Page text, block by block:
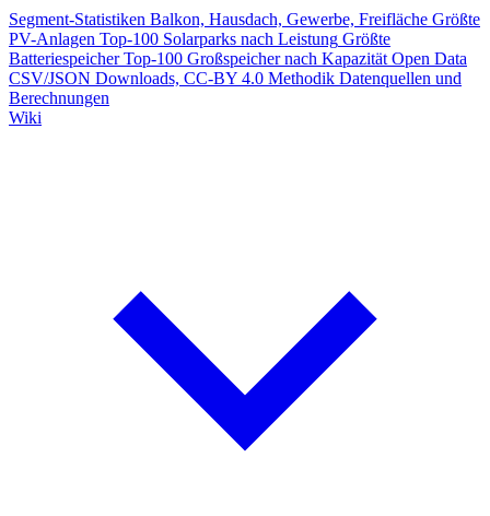
Segment-Statistiken Balkon, Hausdach, Gewerbe, Freifläche Größte
PV-Anlagen Top-100 Solarparks nach Leistung Größte
Batteriespeicher Top-100 Großspeicher nach Kapazität Open Data
CSV/JSON Downloads, CC-BY 4.0 Methodik Datenquellen und
Berechnungen
Wiki